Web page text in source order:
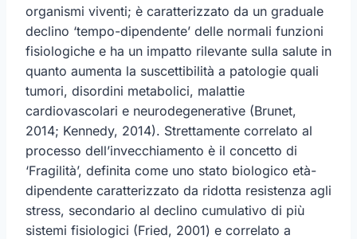
organismi viventi; è caratterizzato da un graduale
declino ‘tempo-dipendente’ delle normali funzioni
fisiologiche e ha un impatto rilevante sulla salute in
quanto aumenta la suscettibilità a patologie quali
tumori, disordini metabolici, malattie
cardiovascolari e neurodegenerative (Brunet,
2014; Kennedy, 2014). Strettamente correlato al
processo dell’invecchiamento è il concetto di
‘Fragilità’, definita come uno stato biologico età-
dipendente caratterizzato da ridotta resistenza agli
stress, secondario al declino cumulativo di più
sistemi fisiologici (Fried, 2001) e correlato a